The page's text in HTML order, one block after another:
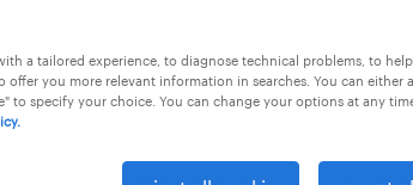
a tailored experience, to diagnose technical problems, to
offer you more relevant information in searches. You can either
to specify your choice. You can change your options at any